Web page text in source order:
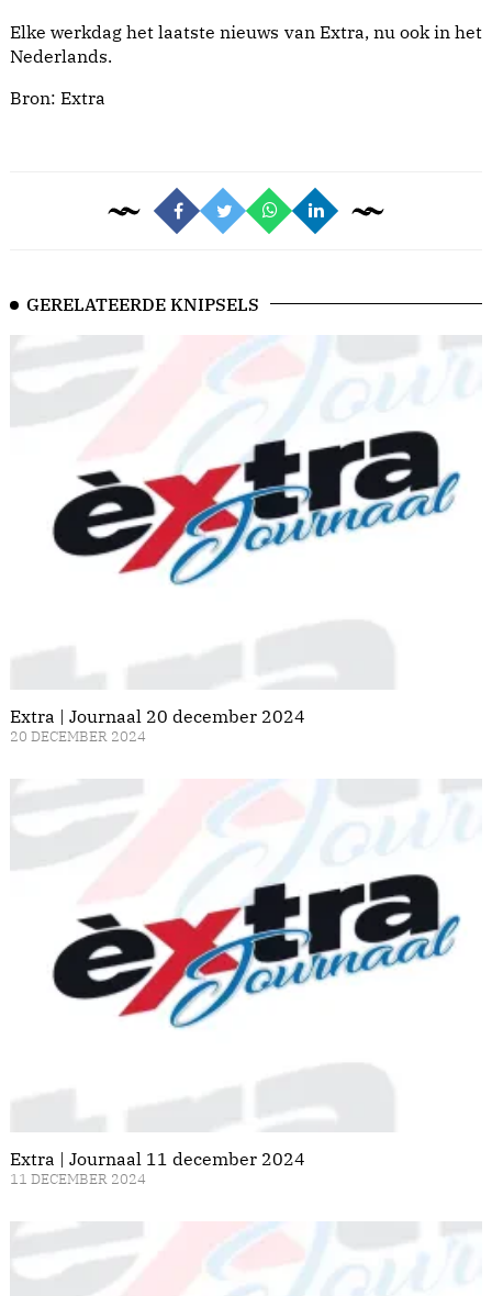
Elke werkdag het laatste nieuws van Extra, nu ook in het
Nederlands.
Bron: Extra
GERELATEERDE KNIPSELS
Extra | Journaal 20 december 2024
20 DECEMBER 2024
Extra | Journaal 11 december 2024
11 DECEMBER 2024